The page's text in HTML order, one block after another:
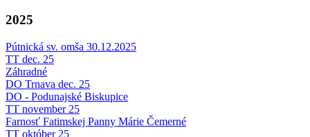
2025
Pútnická sv. omša 30.12.2025
TT dec. 25
Záhradné
DO Trnava dec. 25
DO - Podunajské Biskupice
TT november 25
Farnosť Fatimskej Panny Márie Čemerné
TT október 25